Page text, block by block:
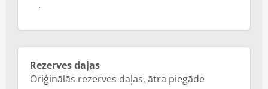
Vairāk
Rezerves daļas
Oriģinālās rezerves daļas, ātra piegāde